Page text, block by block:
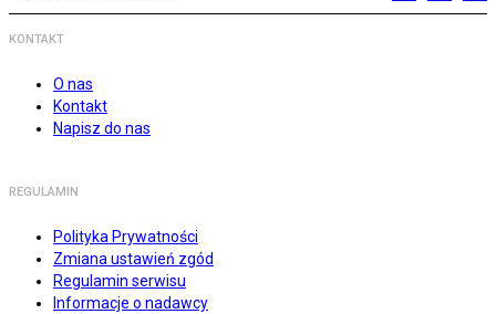
KONTAKT
O nas
Kontakt
Napisz do nas
REGULAMIN
Polityka Prywatności
Zmiana ustawień zgód
Regulamin serwisu
Informacje o nadawcy